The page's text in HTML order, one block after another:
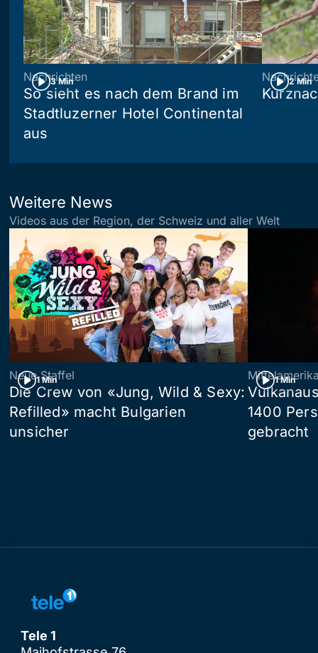
3 Min
Nachrichten
So sieht es nach dem Brand im
Stadtluzerner Hotel Continental
aus
2 Min
Weitere News
Videos aus der Region, der Schweiz und aller Welt
1 Min
Neue Staffel
Die Crew von «Jung, Wild & Sexy:
Refilled» macht Bulgarien
unsicher
1 Min
1400
gebracht
Tele 1